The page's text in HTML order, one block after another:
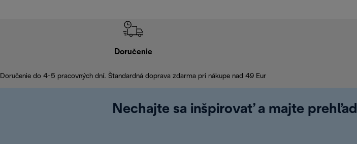
Doručenie
Doručenie do 4-5 pracovných dní. Štandardná doprava zdarma pri nákupe nad 49 Eur
Nechajte sa inšpirovať a majte prehľad